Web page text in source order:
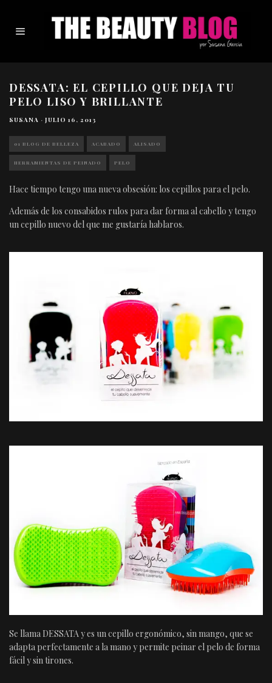
DESSATA: EL CEPILLO QUE DEJA TU
PELO LISO Y BRILLANTE
SUSANA · JULIO 16, 2013
01 BLOG DE BELLEZA ACABADO ALISADO
HERRAMIENTAS DE PEINADO PELO
Hace tiempo tengo una nueva obsesión: los cepillos para el pelo.
Además de los consabidos rulos para dar forma al cabello y tengo
un cepillo nuevo del que me gustaría hablaros.
Se llama DESSATA y es un cepillo ergonómico, sin mango, que se
adapta perfectamente a la mano y permite peinar el pelo de forma
fácil y sin tirones.